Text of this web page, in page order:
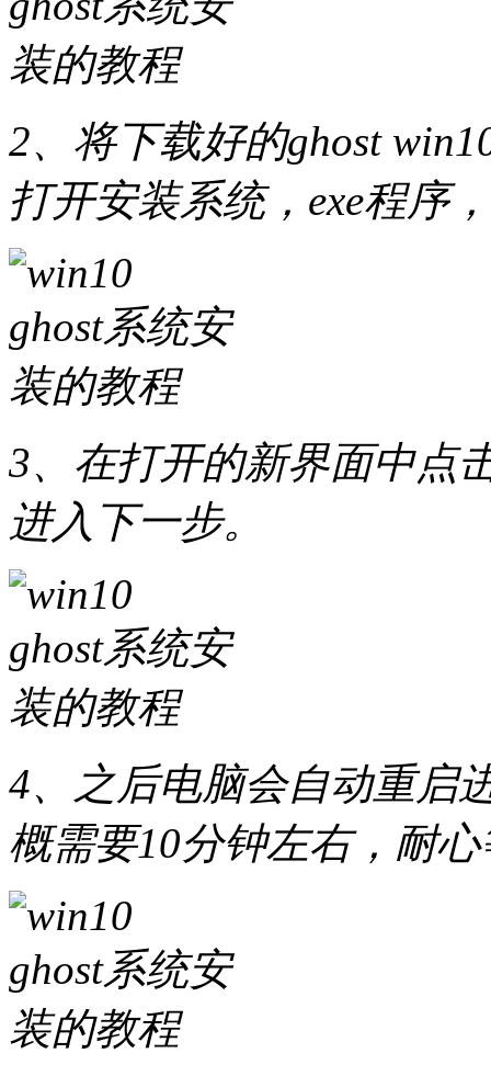
2、将下载好的ghost
打开安装系统，exe程序
3、在打开的新界面中点
进入下一步。
4、之后电脑会自动重启
概需要10分钟左右，耐